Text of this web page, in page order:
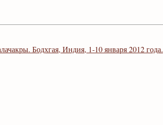
Бодхгая, Индия, 1-10 января 2012 года.